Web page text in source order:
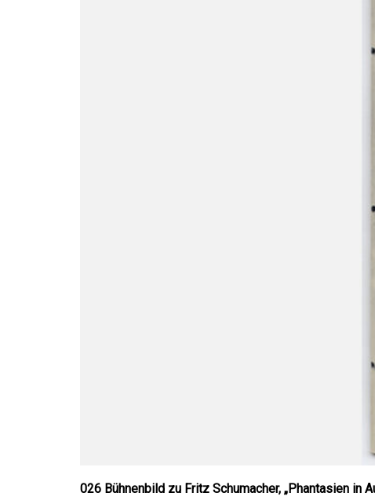
026 Bühnenbild zu Fritz Schumacher, „Phantasien in